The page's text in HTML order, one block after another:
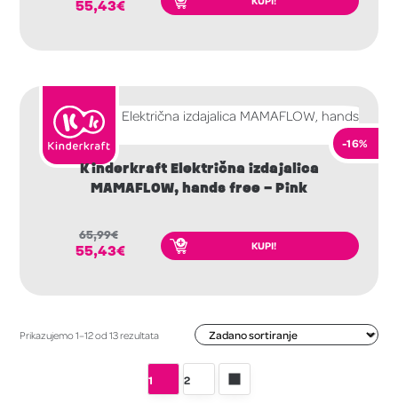
55,43€
-16%
Kinderkraft Električna izdajalica
MAMAFLOW, hands free – Pink
65,99€
55,43€ KUPI!
Prikazujemo 1–12 od 13 rezultata
1 2